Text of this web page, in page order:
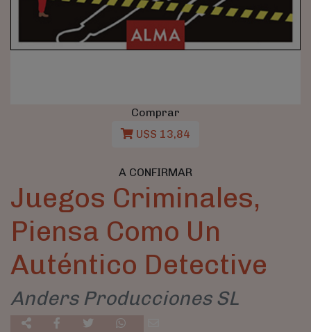
Comprar
U$S 13,84
A CONFIRMAR
Juegos Criminales,
Piensa Como Un
Auténtico Detective
Anders Producciones SL